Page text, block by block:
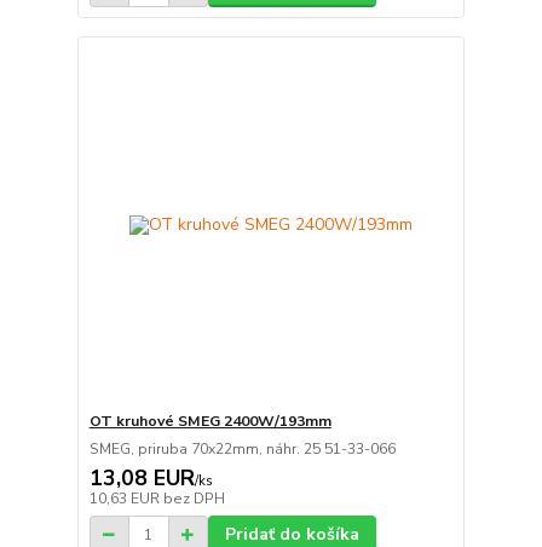
OT kruhové SMEG 2400W/193mm
SMEG, priruba 70x22mm, náhr. 25 51-33-066
13,08 EUR/ks
10,63 EUR bez DPH
Pridať do košíka